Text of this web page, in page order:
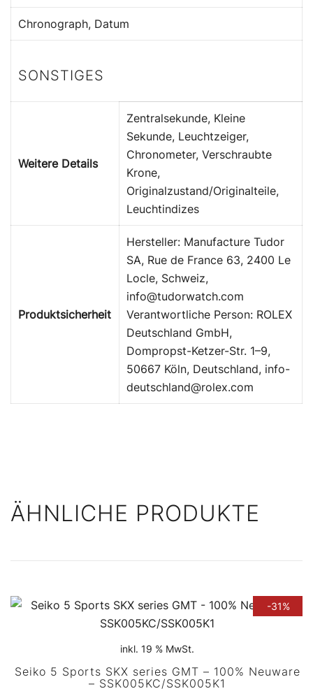
Chronograph, Datum
SONSTIGES
Weitere Details
Zentralsekunde, Kleine
Sekunde, Leuchtzeiger,
Chronometer, Verschraubte
Krone,
Originalzustand/Originalteile,
Leuchtindizes
Produktsicherheit
Hersteller: Manufacture Tudor
SA, Rue de France 63, 2400 Le
Locle, Schweiz,
info@tudorwatch.com
Verantwortliche Person: ROLEX
Deutschland GmbH,
Dompropst-Ketzer-Str. 1–9,
50667 Köln, Deutschland, info-
deutschland@rolex.com
ÄHNLICHE PRODUKTE
-31%
inkl. 19 % MwSt.
Seiko 5 Sports SKX series GMT – 100% Neuware
– SSK005KC/SSK005K1